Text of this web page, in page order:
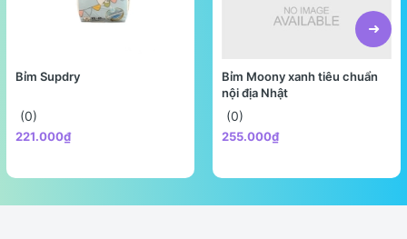
Bỉm Supdry
(0)
221.000₫
Bỉm Moony xanh tiêu chuẩn
nội địa Nhật
(0)
255.000₫